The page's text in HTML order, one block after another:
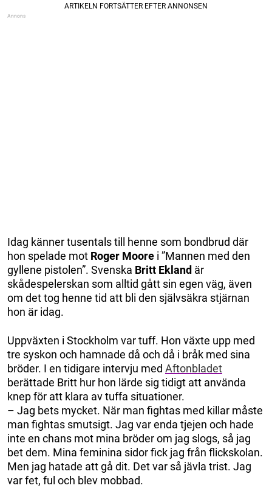
Idag känner tusentals till henne som bondbrud där
hon spelade mot Roger Moore i ”Mannen med den
gyllene pistolen”. Svenska Britt Ekland är
skådespelerskan som alltid gått sin egen väg, även
om det tog henne tid att bli den självsäkra stjärnan
hon är idag.
Uppväxten i Stockholm var tuff. Hon växte upp med
tre syskon och hamnade då och då i bråk med sina
bröder. I en tidigare intervju med Aftonbladet
berättade Britt hur hon lärde sig tidigt att använda
knep för att klara av tuffa situationer.
– Jag bets mycket. När man fightas med killar måste
man fightas smutsigt. Jag var enda tjejen och hade
inte en chans mot mina bröder om jag slogs, så jag
bet dem. Mina feminina sidor fick jag från flickskolan.
Men jag hatade att gå dit. Det var så jävla trist. Jag
var fet, ful och blev mobbad.